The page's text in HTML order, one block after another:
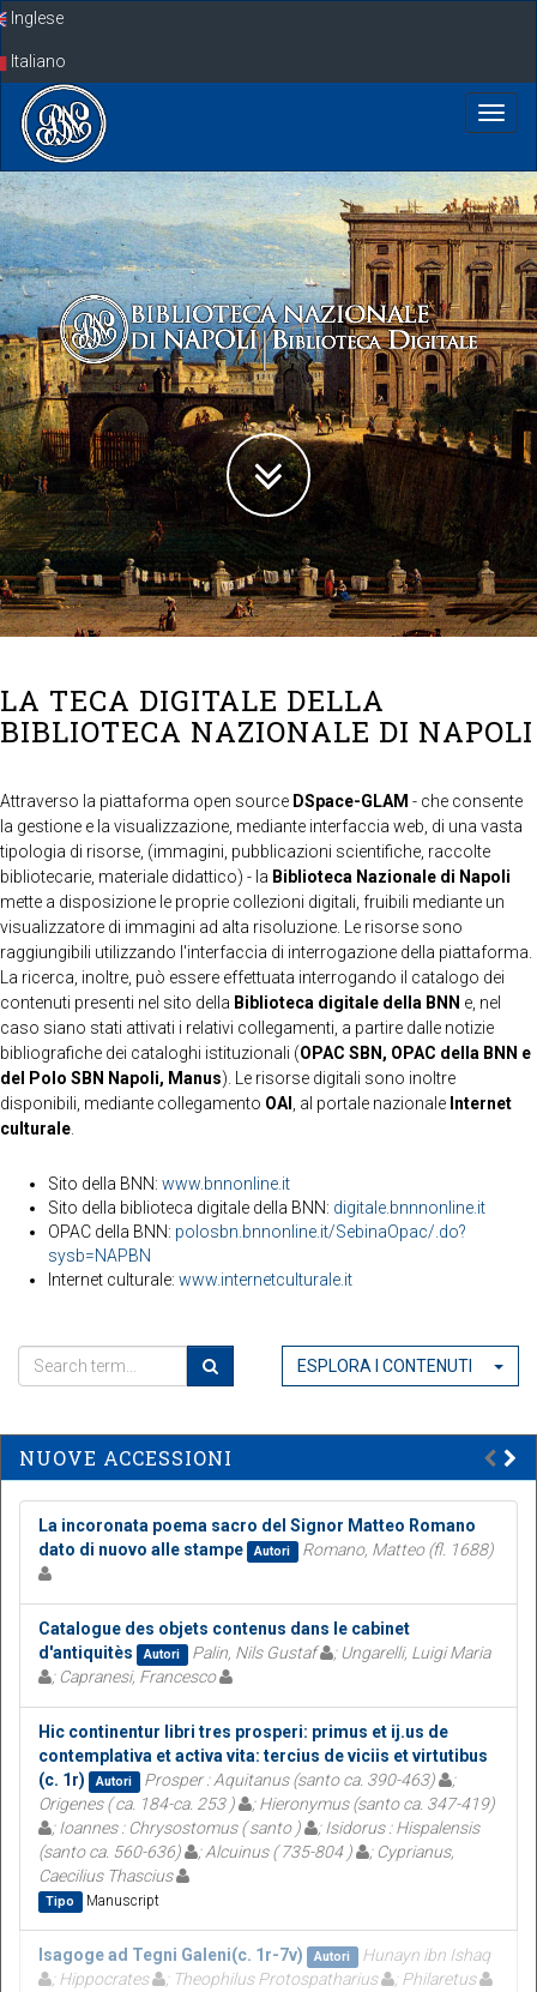
SkipInglese
Italiano
LA TECA DIGITALE DELLA
BIBLIOTECA NAZIONALE DI NAPOLI
Attraverso la piattaforma open source DSpace-GLAM - che consente
la gestione e la visualizzazione, mediante interfaccia web, di una vasta
tipologia di risorse, (immagini, pubblicazioni scientifiche, raccolte
bibliotecarie, materiale didattico) - la Biblioteca Nazionale di Napoli
mette a disposizione le proprie collezioni digitali, fruibili mediante un
visualizzatore di immagini ad alta risoluzione. Le risorse sono
raggiungibili utilizzando l'interfaccia di interrogazione della piattaforma.
La ricerca, inoltre, può essere effettuata interrogando il catalogo dei
contenuti presenti nel sito della Biblioteca digitale della BNN e, nel
caso siano stati attivati i relativi collegamenti, a partire dalle notizie
bibliografiche dei cataloghi istituzionali (OPAC SBN, OPAC della BNN e
del Polo SBN Napoli, Manus). Le risorse digitali sono inoltre
disponibili, mediante collegamento OAI , al portale nazionale Internet
culturale
Sito della BNN: www.bnnonline.it
Sito della biblioteca digitale della BNN: digitale.bnnnonline.it
OPAC della BNN: polosbn.bnnonline.it/SebinaOpac/.do?
sysb=NAPBN
Internet culturale: www.internetculturale.it
ESPLORA I CONTENUTI
NUOVE ACCESSIONI
La incoronata poema sacro del Signor Matteo Romano
dato di nuovo alle stampe
Autori Romano, Matteo (fl. 1688)
Catalogue des objets contenus dans le cabinet
d'antiquitès
Autori Palin, Nils Gustaf
; Ungarelli, Luigi Maria
; Capranesi, Francesco
Hic continentur libri tres prosperi: primus et ij.us de
contemplativa et activa vita: tercius de viciis et virtutibus
(c. 1r)
Autori Prosper : Aquitanus (santo ca. 390-463)
;
Origenes ( ca. 184-ca. 253 )
; Hieronymus (santo ca. 347-419)
; Ioannes : Chrysostomus ( santo )
; Isidorus : Hispalensis
(santo ca. 560-636)
; Alcuinus ( 735-804 )
; Cyprianus,
Caecilius Thascius
Tipo Manuscript
Isagoge ad Tegni Galeni(c. 1r-7v) Autori
Hunayn ibn Ishaq
; Hippocrates
; Theophilus Protospatharius ; Philaretus